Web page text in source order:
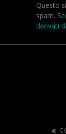
Questo
spam.
derivati
©